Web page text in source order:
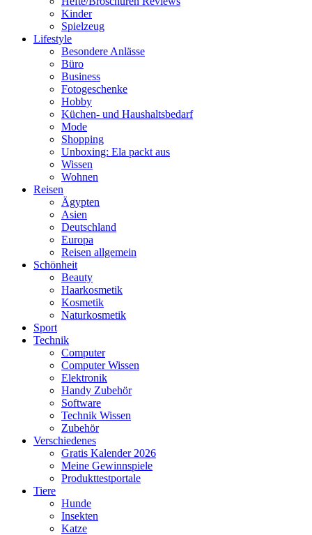
Kinder
Spielzeug
Lifestyle
Besondere Anlässe
Büro
Business
Fotogeschenke
Hobby
Küchen- und Haushaltsbedarf
Mode
Shopping
Unboxing: Ela packt aus
Wissen
Wohnen
Reisen
Ägypten
Asien
Deutschland
Europa
Reisen allgemein
Schönheit
Beauty
Haarkosmetik
Kosmetik
Naturkosmetik
Sport
Technik
Computer
Computer Wissen
Elektronik
Handy Zubehör
Software
Technik Wissen
Zubehör
Verschiedenes
Gratis Kalender 2026
Meine Gewinnspiele
Produkttestportale
Tiere
Hunde
Insekten
Katze